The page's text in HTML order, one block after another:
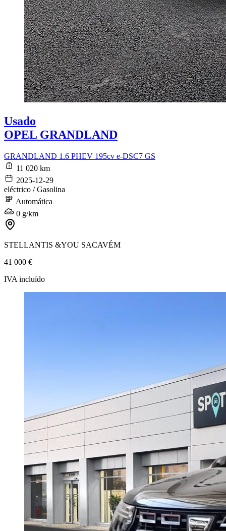
Usado
OPEL GRANDLAND
GRANDLAND 1.6 PHEV 195cv e-DSC7 GS
11 020 km
2025-12-29
eléctrico / Gasolina
Automática
0 g/km
STELLANTIS &YOU SACAVÉM
41 000 €
IVA incluído